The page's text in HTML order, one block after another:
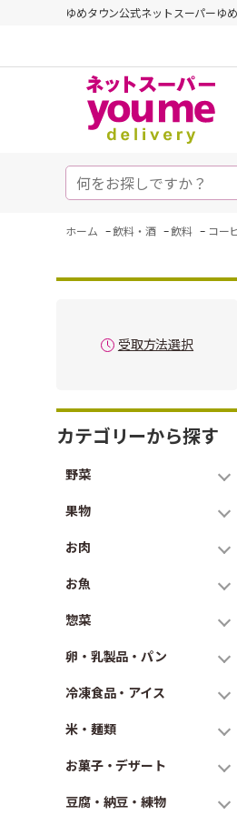
ゆめタウン公式ネットスーパーゆ
ホーム -飲料・酒 -飲料 - コー
受取方法選択
カテゴリーから探す
野菜
果物
お肉
お魚
惣菜
卵・乳製品・パン
冷凍食品・アイス
米・麺類
お菓子・デザート
豆腐・納豆・練物